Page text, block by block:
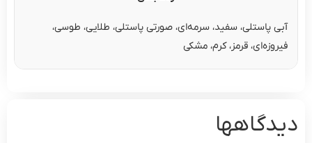
آبی پاستلی، سفید، سرمه‌ای، صورتی پاستلی، طلایی، طوسی،
فیروزه‌ای، قرمز، کرم، مشکی
دیدگاهها